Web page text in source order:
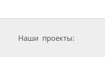
Наши проекты: